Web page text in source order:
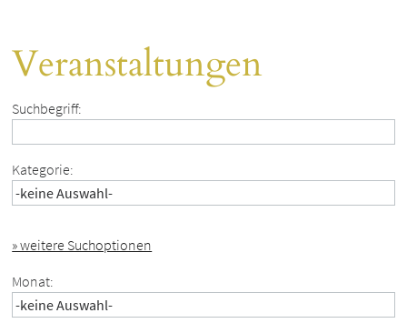
Veranstaltungen
Suchbegriff:
Kategorie:
» weitere Suchoptionen
Monat: